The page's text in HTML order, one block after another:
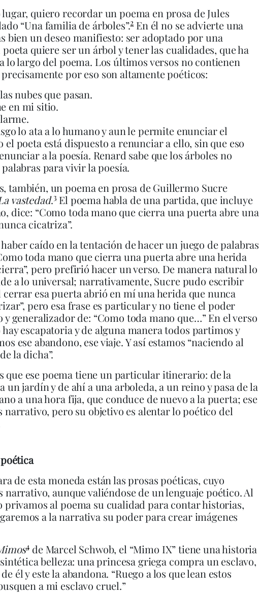
lugar, quiero recordar un poema en prosa de Jules
“Una familia de árboles”.2En él no se advierte una
bien un deseo manifiesto: ser adoptado por una
quiere ser un árbol y tener las cualidades, que ha
lo largo del poema. Los últimos versos no contienen
por eso son altamente poéticos:
nubes que pasan.
en mi sitio.
lo ata a lo humano y aun le permite enunciar el
el poeta está dispuesto a renunciar a ello, sin que eso
a la poesía. Renard sabe que los árboles no
para vivir la poesía.
también, un poema en prosa de Guillermo Sucre
vastedad.3El poema habla de una partida, que incluye
dice: “Como toda mano que cierra una puerta abre una
cicatriza”.
caído en la tentación de hacer un juego de palabras
toda mano que cierra una puerta abre una herida
pero prefirió hacer un verso. De manera natural lo
a lo universal; narrativamente, Sucre pudo escribir
cerrar esa puerta abrió en mí una herida que nunca
pero esa frase es particular y no tiene el poder
generalizador de: “Como toda mano que…” En el verso
hay escapatoria y de alguna manera todos partimos y
ese abandono, ese viaje. Y así estamos “naciendo al
la dicha”.
que ese poema tiene un particular itinerario: de la
un jardín y de ahí a una arboleda, a un reino y pasa de la
a una hora fija, que conduce de nuevo a la puerta; ese
narrativo, pero su objetivo es alentar lo poético del
de esta moneda están las prosas poéticas, cuyo
narrativo, aunque valiéndose de un lenguaje poético. Al
privamos al poema su cualidad para contar historias,
a la narrativa su poder para crear imágenes
4de Marcel Schwob, el “Mimo IX” tiene una historia
belleza: una princesa griega compra un esclavo,
él y este la abandona. “Ruego a los que lean estos
a mi esclavo cruel.”